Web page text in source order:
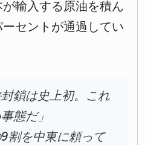
輸入する原油を積ん
セントが通過してい
封鎖は史上初。これ
態だ」
9割を中東に頼って